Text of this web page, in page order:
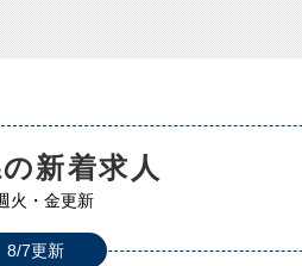
新着求人
火・金更新
8/7更新